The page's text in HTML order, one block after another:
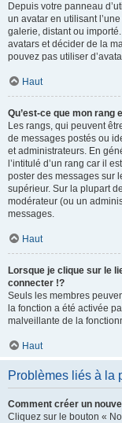
Depuis votre panneau
un avatar en utilisant
galerie, distant ou
avatars et décider de la
pouvez pas utiliser
Haut
Qu’est-ce que mon rang
Les rangs, qui peuvent
de messages postés ou
et administrateurs. En
l’intitulé d’un rang car il
poster des messages sur
supérieur. Sur la plupart
modérateur (ou un
messages.
Haut
Lorsque je clique sur le
connecter !?
Seuls les membres
la fonction a été activée
malveillante de la
Haut
Problèmes liés à la
Comment créer un
Cliquez sur le bouton «